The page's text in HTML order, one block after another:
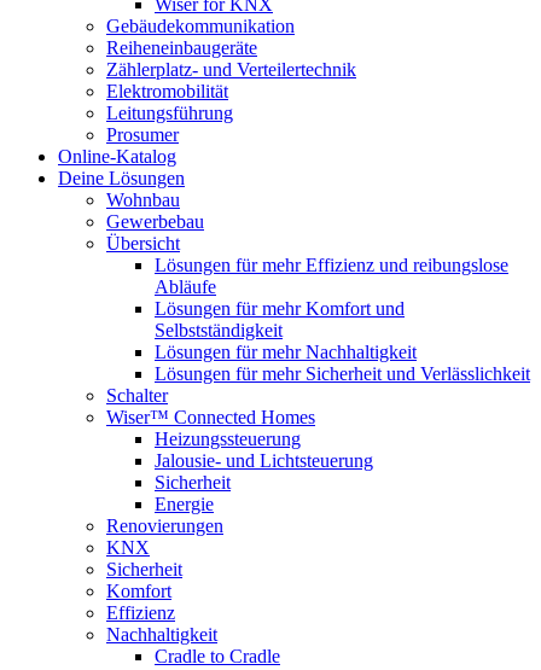
Gebäudekommunikation
Reiheneinbaugeräte
Zählerplatz- und Verteilertechnik
Elektromobilität
Leitungsführung
Prosumer
Online-Katalog
Deine Lösungen
Wohnbau
Gewerbebau
Übersicht
Lösungen für mehr Effizienz und reibungslose
Abläufe
Lösungen für mehr Komfort und
Selbstständigkeit
Lösungen für mehr Nachhaltigkeit
Lösungen für mehr Sicherheit und Verlässlichkeit
Schalter
Wiser™ Connected Homes
Heizungssteuerung
Jalousie- und Lichtsteuerung
Sicherheit
Energie
Renovierungen
KNX
Sicherheit
Komfort
Effizienz
Nachhaltigkeit
Cradle to Cradle